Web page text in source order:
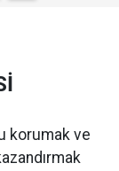
korumak ve